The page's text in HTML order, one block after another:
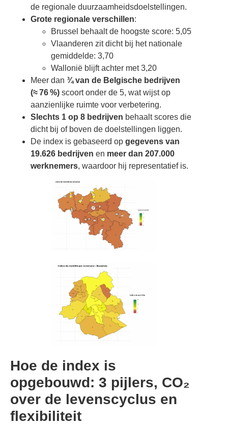
de regionale duurzaamheidsdoelstellingen.
Grote regionale verschillen:
Brussel behaalt de hoogste score: 5,05
Vlaanderen zit dicht bij het nationale
gemiddelde: 3,70
Wallonië blijft achter met 3,20
Meer dan ¾ van de Belgische bedrijven
(≈ 76 %) scoort onder de 5, wat wijst op
aanzienlijke ruimte voor verbetering.
Slechts 1 op 8 bedrijven behaalt scores die
dicht bij of boven de doelstellingen liggen.
De index is gebaseerd op gegevens van
19.626 bedrijven en meer dan 207.000
werknemers, waardoor hij representatief is.
Hoe de index is
opgebouwd: 3 pijlers, CO₂
over de levenscyclus en
flexibiliteit